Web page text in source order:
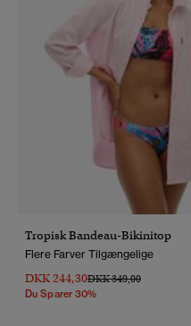
Tropisk Bandeau-Bikinitop
Flere Farver Tilgængelige
DKK 244,30Pris Nedsat Fra
DKK 349,00Til
Du Sparer 30%